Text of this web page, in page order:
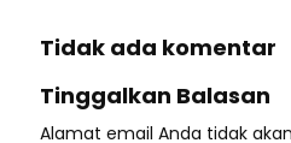
Tidak ada komentar
Tinggalkan Balasan
Alamat email Anda tidak